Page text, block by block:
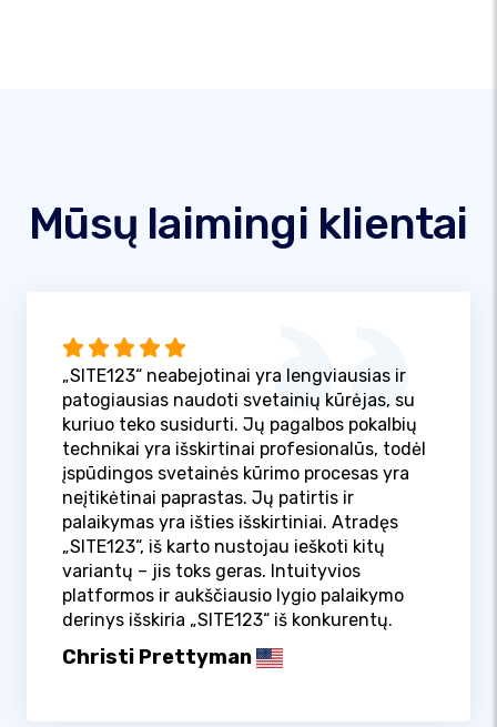
Mūsų laimingi klientai
„SITE123“ neabejotinai yra lengviausias ir
patogiausias naudoti svetainių kūrėjas, su
kuriuo teko susidurti. Jų pagalbos pokalbių
technikai yra išskirtinai profesionalūs, todėl
įspūdingos svetainės kūrimo procesas yra
neįtikėtinai paprastas. Jų patirtis ir
palaikymas yra išties išskirtiniai. Atradęs
„SITE123“, iš karto nustojau ieškoti kitų
variantų – jis toks geras. Intuityvios
platformos ir aukščiausio lygio palaikymo
derinys išskiria „SITE123“ iš konkurentų.
Christi Prettyman